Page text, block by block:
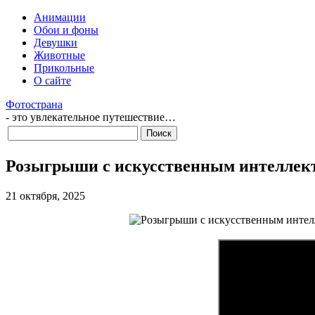
Анимации
Обои и фоны
Девушки
Животные
Прикольные
О сайте
Фотострана
- это увлекательное путешествие…
Розыгрыши с искусственным
21 октября, 2025